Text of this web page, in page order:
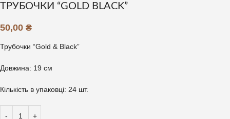
ТРУБОЧКИ “GOLD BLACK”
50,00 ₴
Трубочки “Gold & Black”
Довжина: 19 см
Кількість в упаковці: 24 шт.